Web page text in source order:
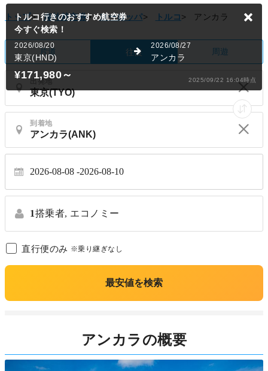
トップ> 海外航空券> ヨーロッパ> トルコ> アンカラ
片道 往復 周遊
出発地
到着地
2026-08-08 2026-08-10
1搭乗者, エコノミー
直行便のみ ※乗り継ぎなし
最安値を検索
アンカラの概要